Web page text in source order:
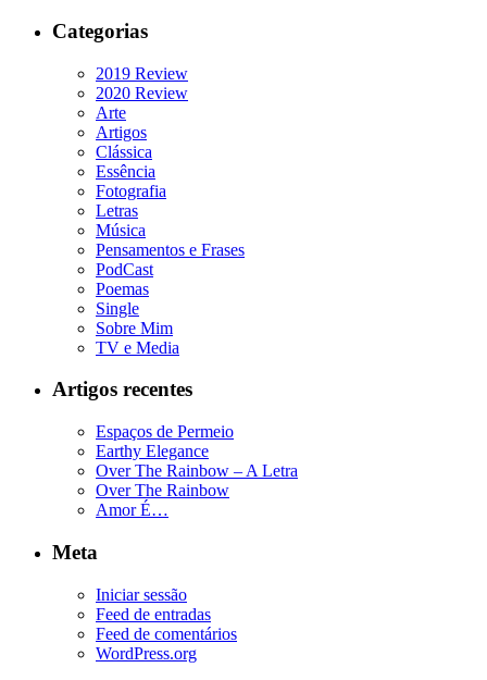
Categorias
2019 Review
2020 Review
Arte
Artigos
Clássica
Essência
Fotografia
Letras
Música
Pensamentos e Frases
PodCast
Poemas
Single
Sobre Mim
TV e Media
Artigos recentes
Espaços de Permeio
Earthy Elegance
Over The Rainbow – A Letra
Over The Rainbow
Amor É…
Meta
Iniciar sessão
Feed de entradas
Feed de comentários
WordPress.org